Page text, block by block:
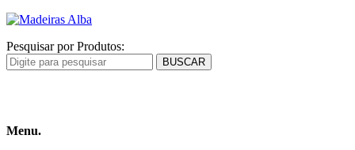
Pesquisar por Produtos:
Menu.